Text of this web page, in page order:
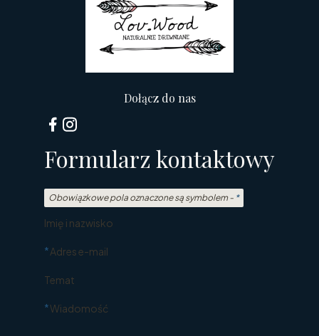
Dołącz do nas
Formularz kontaktowy
Obowiązkowe pola oznaczone są symbolem - *
Imię i nazwisko
*Adres e-mail
Temat
*Wiadomość